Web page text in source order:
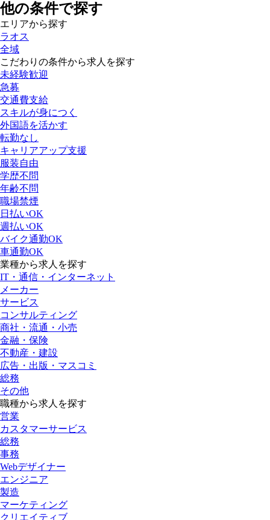
他の条件で探す
エリアから探す
ラオス
全域
こだわりの条件から求人を探す
未経験歓迎
急募
交通費支給
スキルが身につく
外国語を活かす
転勤なし
キャリアアップ支援
服装自由
学歴不問
年齢不問
職場禁煙
日払いOK
週払いOK
バイク通勤OK
車通勤OK
業種から求人を探す
IT・通信・インターネット
メーカー
サービス
コンサルティング
商社・流通・小売
金融・保険
不動産・建設
広告・出版・マスコミ
総務
その他
職種から求人を探す
営業
カスタマーサービス
総務
事務
Webデザイナー
エンジニア
製造
マーケティング
クリエイティブ